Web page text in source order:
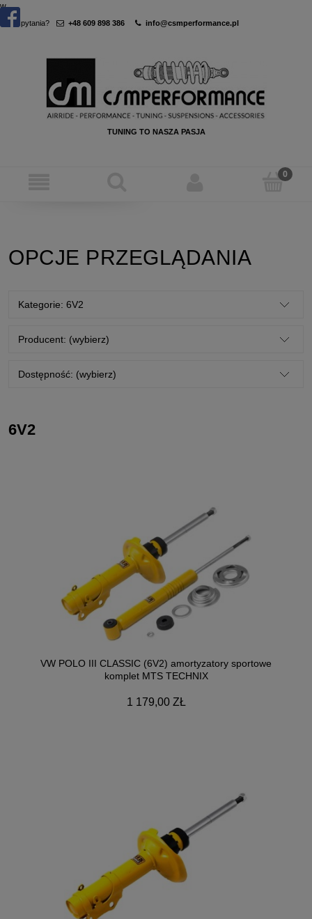
w
Masz pytania? +48 609 898 386 info@csmperformance.pl
TUNING TO NASZA PASJA
OPCJE PRZEGLĄDANIA
Kategorie: 6V2
Producent: (wybierz)
Dostępność: (wybierz)
6V2
VW POLO III CLASSIC (6V2) amortyzatory sportowe
komplet MTS TECHNIX
1 179,00 ZŁ